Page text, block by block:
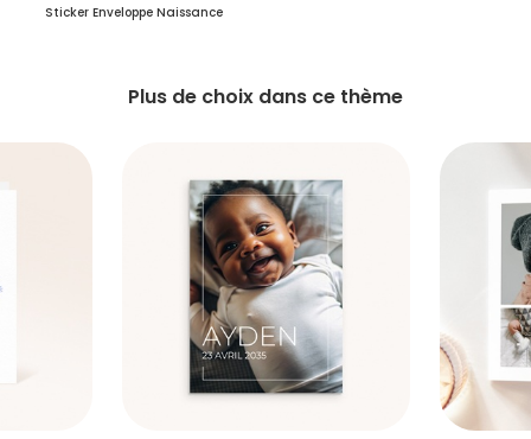
Sticker Enveloppe Naissance
Plus de choix dans ce thème